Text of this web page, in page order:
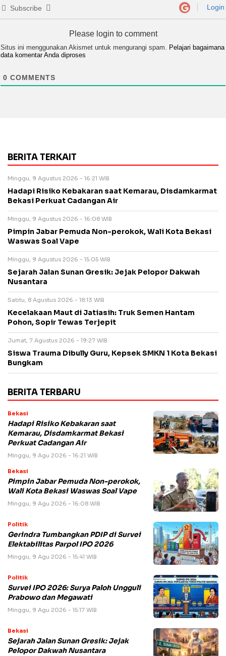
Subscribe Login
Please login to comment
Situs ini menggunakan Akismet untuk mengurangi spam. Pelajari bagaimana
data komentar Anda diproses
0 COMMENTS
BERITA TERKAIT
Minggu, 9 Agustus 2026 - 16:21 WIB
Hadapi Risiko Kebakaran saat Kemarau, Disdamkarmat
Bekasi Perkuat Cadangan Air
Minggu, 9 Agustus 2026 - 16:08 WIB
Pimpin Jabar Pemuda Non-perokok, Wali Kota Bekasi
Waswas Soal Vape
Minggu, 9 Agustus 2026 - 15:05 WIB
Sejarah Jalan Sunan Gresik: Jejak Pelopor Dakwah
Nusantara
Sabtu, 8 Agustus 2026 - 18:13 WIB
Kecelakaan Maut di Jatiasih: Truk Semen Hantam
Pohon, Sopir Tewas Terjepit
Jumat, 7 Agustus 2026 - 19:27 WIB
Siswa Trauma Dibully Guru, Kepsek SMKN 1 Kota Bekasi
Bungkam
BERITA TERBARU
Bekasi
Hadapi Risiko Kebakaran saat
Kemarau, Disdamkarmat Bekasi
Perkuat Cadangan Air
Minggu, 9 Agu 2026 - 16:21 WIB
Bekasi
Pimpin Jabar Pemuda Non-perokok,
Wali Kota Bekasi Waswas Soal Vape
Minggu, 9 Agu 2026 - 16:08 WIB
Politik
Gerindra Tumbangkan PDIP di Survei
Elektabilitas Parpol IPO 2026
Minggu, 9 Agu 2026 - 15:41 WIB
Politik
Survei IPO 2026: Surya Paloh Ungguli
Prabowo dan Megawati
Minggu, 9 Agu 2026 - 15:17 WIB
Bekasi
Sejarah Jalan Sunan Gresik: Jejak
Pelopor Dakwah Nusantara